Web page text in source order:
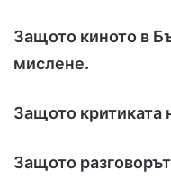
Защото киното в
мислене.
Защото критиката
Защото